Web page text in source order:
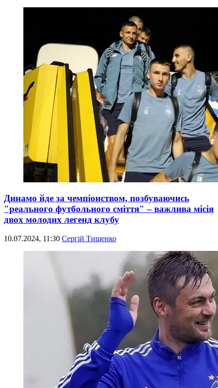
Динамо йде за чемпіонством, позбуваючись
"реального футбольного сміття" – важлива місія
двох молодих легенд клубу
10.07.2024, 11:30 Сергій Тищенко